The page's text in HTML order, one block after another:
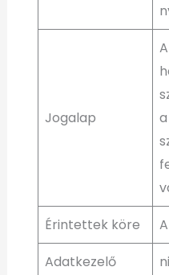
Jogalap
Érintettek köre
Adatkezelő